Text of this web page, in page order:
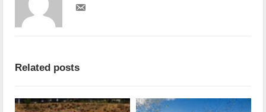
Related posts